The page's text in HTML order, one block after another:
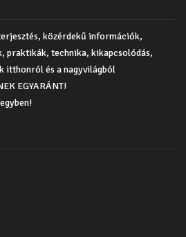
közérdekű információk,
praktikák, technika, kikapcsolódás,
itthonról és a nagyvilágból
EGYARÁNT!